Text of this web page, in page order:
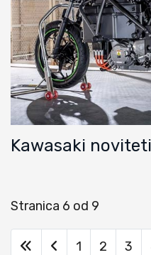
Kawasaki
Stranica 6 od 9
1 2 3